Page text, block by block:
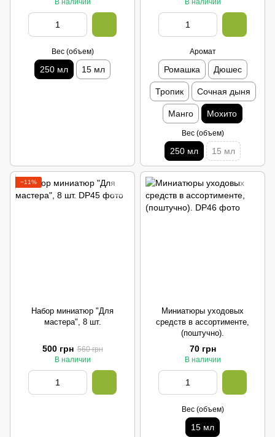
В наличии
Вес (объем)
250 мл 15 мл
В наличии
Аромат
Ромашка Дюшес
Тропик Сочная дыня
Манго Мохито
Вес (объем)
250 мл 15 мл
−11%
Набор миниатюр "Для
мастера", 8 шт.
500 грн 560 грн
В наличии
Миниатюры уходовых
средств в ассортименте,
(поштучно).
70 грн
В наличии
Вес (объем)
15 мл